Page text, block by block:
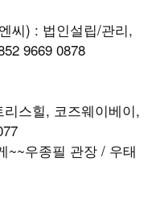
씨) : 법인설립/관리,
9669 0878
스힐, 코즈웨이베이,
~~우종필 관장 / 우태